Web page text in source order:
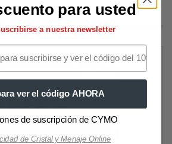
para usted
a nuestra newsletter
ver el código AHORA
de suscripción de CYMO
de Cristal y Menaje Online